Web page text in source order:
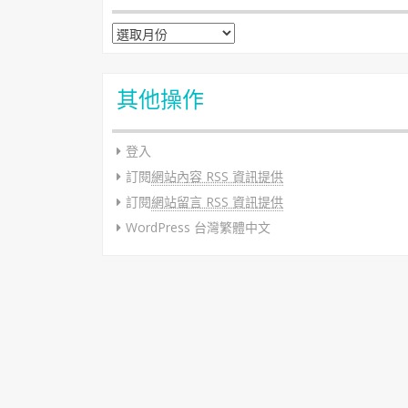
彙整
其他操作
登入
訂閱網站內容 RSS 資訊提供
訂閱網站留言 RSS 資訊提供
WordPress 台灣繁體中文